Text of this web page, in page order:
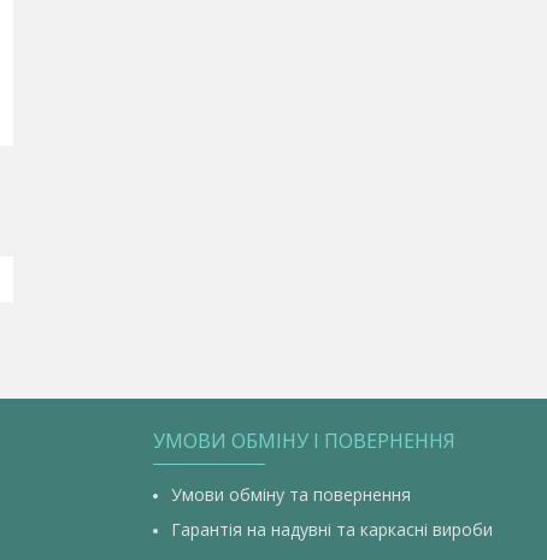
УМОВИ ОБМІНУ І ПОВЕРНЕННЯ
Умови обміну та повернення
Гарантія на надувні та каркасні вироби